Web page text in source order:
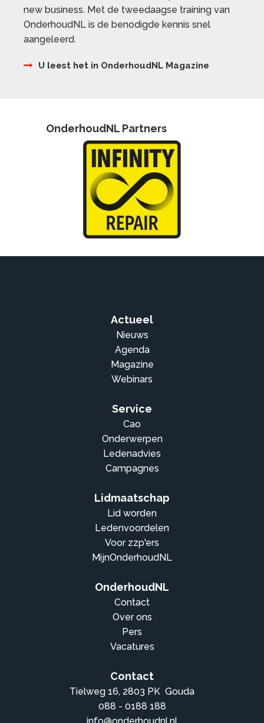
new business. Met de tweedaagse training van
OnderhoudNL is de benodigde kennis snel
aangeleerd.
U leest het in OnderhoudNL Magazine
OnderhoudNL Partners
Actueel
Nieuws
Agenda
Magazine
Webinars
Service
Cao
Onderwerpen
Ledenadvies
Campagnes
Lidmaatschap
Lid worden
Ledenvoordelen
Voor zzp'ers
MijnOnderhoudNL
OnderhoudNL
Contact
Over ons
Pers
Vacatures
Contact
Tielweg 16, 2803 PK Gouda
088 - 0188 188
info@onderhoudnl.nl